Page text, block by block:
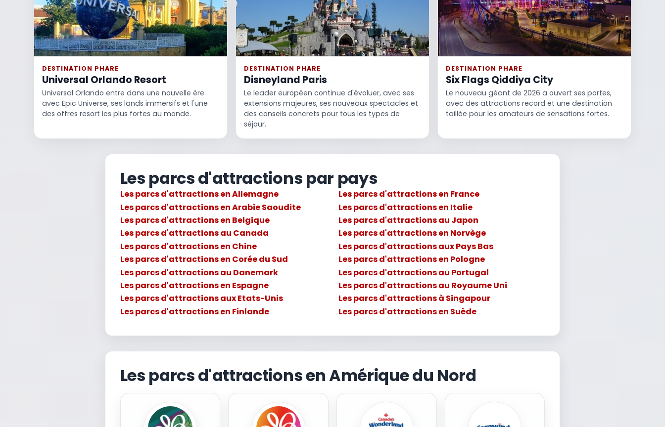
DESTINATION PHARE
Universal Orlando Resort
Universal Orlando entre dans une nouvelle ère
avec Epic Universe, ses lands immersifs et l'une
des offres resort les plus fortes au monde.
DESTINATION PHARE
Disneyland Paris
Le leader européen continue d'évoluer, avec ses
extensions majeures, ses nouveaux spectacles et
des conseils concrets pour tous les types de
séjour.
DESTINATION PHARE
Six Flags Qiddiya City
Le nouveau géant de 2026 a ouvert ses portes,
avec des attractions record et une destination
taillée pour les amateurs de sensations fortes.
Les parcs d'attractions par pays
Les parcs d'attractions en Allemagne
Les parcs d'attractions en Arabie Saoudite
Les parcs d'attractions en Belgique
Les parcs d'attractions au Canada
Les parcs d'attractions en Chine
Les parcs d'attractions en Corée du Sud
Les parcs d'attractions au Danemark
Les parcs d'attractions en Espagne
Les parcs d'attractions aux Etats-Unis
Les parcs d'attractions en Finlande
Les parcs d'attractions en France
Les parcs d'attractions en Italie
Les parcs d'attractions au Japon
Les parcs d'attractions en Norvège
Les parcs d'attractions aux Pays Bas
Les parcs d'attractions en Pologne
Les parcs d'attractions au Portugal
Les parcs d'attractions au Royaume Uni
Les parcs d'attractions à Singapour
Les parcs d'attractions en Suède
Les parcs d'attractions en Amérique du Nord